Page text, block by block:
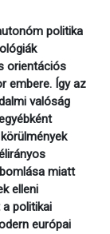
politika
orientációs
embere. Így az
valóság
miatt
elleni
politikai
európai